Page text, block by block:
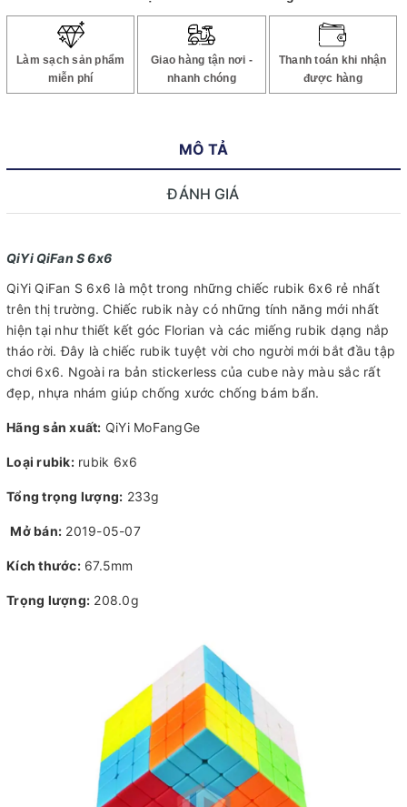
Làm sạch sản phẩm
miễn phí
Giao hàng tận nơi -
nhanh chóng
Thanh toán khi nhận
được hàng
MÔ TẢ
ĐÁNH GIÁ
QiYi QiFan S 6x6
QiYi QiFan S 6x6 là một trong những chiếc rubik 6x6 rẻ nhất
trên thị trường. Chiếc rubik này có những tính năng mới nhất
hiện tại như thiết kết góc Florian và các miếng rubik dạng nắp
tháo rời. Đây là chiếc rubik tuyệt vời cho người mới bắt đầu tập
chơi 6x6. Ngoài ra bản stickerless của cube này màu sắc rất
đẹp, nhựa nhám giúp chống xước chống bám bẩn.
Hãng sản xuất: QiYi MoFangGe
Loại rubik:rubik 6x6
Tổng trọng lượng: 233g
Mở bán: 2019-05-07
Kích thước:67.5mm
Trọng lượng: 208.0g